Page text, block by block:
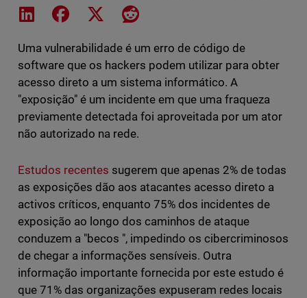
Share on LinkedIn
Share on Facebook
Share on XShare on Reddit
Uma vulnerabilidade é um erro de código de
software que os hackers podem utilizar para obter
acesso direto a um sistema informático. A
"exposição" é um incidente em que uma fraqueza
previamente detectada foi aproveitada por um ator
não autorizado na rede.
Estudos recentes sugerem que apenas 2% de todas
as exposições dão aos atacantes acesso direto a
activos críticos, enquanto 75% dos incidentes de
exposição ao longo dos caminhos de ataque
conduzem a "becos ", impedindo os cibercriminosos
de chegar a informações sensíveis. Outra
informação importante fornecida por este estudo é
que 71% das organizações expuseram redes locais